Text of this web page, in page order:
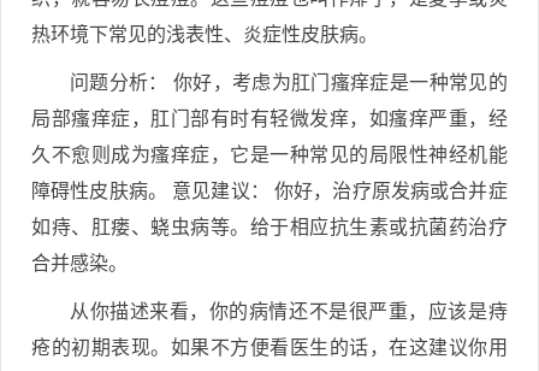
热环境下常见的浅表性、炎症性皮肤病。
问题分析： 你好，考虑为肛门瘙痒症是一种常见的
局部瘙痒症，肛门部有时有轻微发痒，如瘙痒严重，经
久不愈则成为瘙痒症，它是一种常见的局限性神经机能
障碍性皮肤病。 意见建议： 你好，治疗原发病或合并症
如痔、肛瘘、蛲虫病等。给于相应抗生素或抗菌药治疗
合并感染。
从你描述来看，你的病情还不是很严重，应该是痔
疮的初期表现。如果不方便看医生的话，在这建议你用